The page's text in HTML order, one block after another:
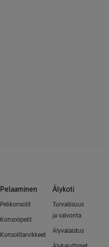
Pelaaminen
Pelikonsolit
Konsolipelit
Konsolitarvikkeet
Älykoti
Turvallisuus
ja valvonta
Älyvalaistus